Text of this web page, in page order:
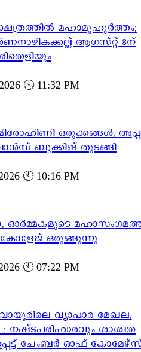
മഹാമുഹൂർത്തം;
ആഗസ്റ്റ് 8ന്
🕙 11:32 PM
ഒരുക്കങ്ങൾ;
ബുക്കിങ് തുടങ്ങി
🕙 10:16 PM
ഒരുങ്ങുന്നു
🕙 07:22 PM
വ്യാപാര മേഖല,
നഷ്ടപരിഹാരവും ശാശ്വത
ചേംബർ ഓഫ്